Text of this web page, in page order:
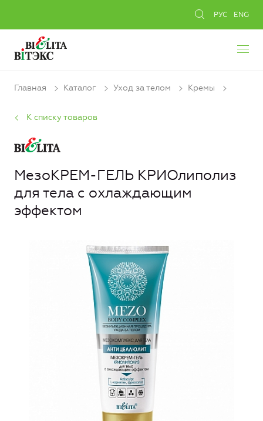
РУС ENG
Главная Каталог Уход за телом Кремы
К списку товаров
МезоКРЕМ-ГЕЛЬ КРИОлиполиз
для тела с охлаждающим
эффектом